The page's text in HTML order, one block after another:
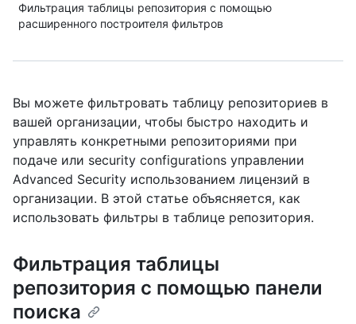
Фильтрация таблицы репозитория с помощью
расширенного построителя фильтров
Вы можете фильтровать таблицу репозиториев в
вашей организации, чтобы быстро находить и
управлять конкретными репозиториями при
подаче или security configurations управлении
Advanced Security использованием лицензий в
организации. В этой статье объясняется, как
использовать фильтры в таблице репозитория.
Фильтрация таблицы
репозитория с помощью панели
поиска